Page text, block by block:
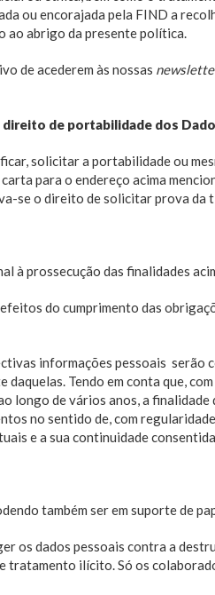
ou encorajada pela FIND a
ao abrigo da presente política.
de acederem às nossas
de portabilidade dos
solicitar a portabilidade ou
para o endereço acima
se o direito de solicitar prova da
à prossecução das finalidades
do cumprimento das
informações pessoais serão
Tendo em conta que,
longo de vários anos, a
no sentido de, com
e a sua continuidade
também ser em suporte de
os dados pessoais contra a
ilícito. Só os